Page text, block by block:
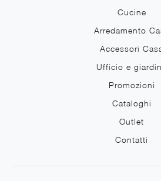
Cucine
Arredamento
Accessori
Ufficio e
Promozioni
Cataloghi
Outlet
Contatti